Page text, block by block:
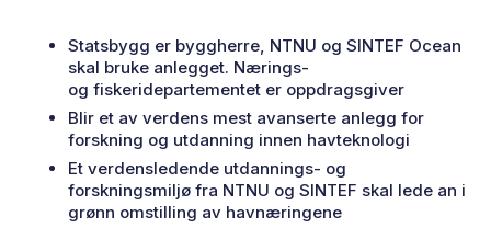
Statsbygg er byggherre, NTNU og SINTEF Ocean
skal bruke anlegget. Nærings-
og fiskeridepartementet er oppdragsgiver
Blir et av verdens mest avanserte anlegg for
forskning og utdanning innen havteknologi
Et verdensledende utdannings- og
forskningsmiljø fra NTNU og SINTEF skal lede an i
grønn omstilling av havnæringene